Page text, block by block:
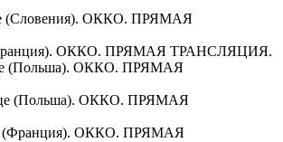
(Словения). ОККО. ПРЯМАЯ
(Франция). ОККО. ПРЯМАЯ ТРАНСЛЯЦИЯ.
(Польша). ОККО. ПРЯМАЯ
(Польша). ОККО. ПРЯМАЯ
(Франция). ОККО. ПРЯМАЯ